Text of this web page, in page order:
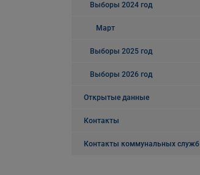
Выборы 2024 год
Март
Выборы 2025 год
Выборы 2026 год
Открытые данные
Контакты
Контакты коммунальных служб